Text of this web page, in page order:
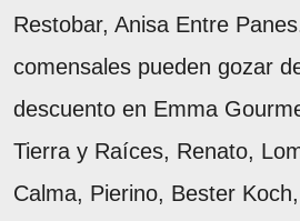
Restobar, Anisa Entre
comensales pueden gozar
descuento en Emma
Tierra y Raíces, Renato,
Calma, Pierino, Bester